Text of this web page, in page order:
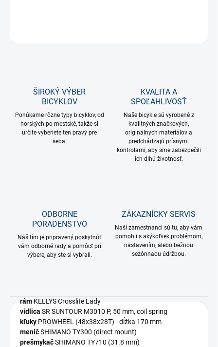
ŠIROKÝ VÝBER
BICYKLOV
Ponúkame rôzne typy bicyklov, od
horských po mestské, takže si
určite vyberiete ten pravý pre
seba.
KVALITA A
SPOĽAHLIVOSŤ
Naše bicykle sú vyrobené z
kvalitných značkových,
originálnych materiálov a
predchádzajú prísnymi
kontrolami, aby sme zabezpečili
ich dlhú životnosť.
ODBORNE
PORADENSTVO
Náš tím je pripravený poskytnúť
vám odborné rady a pomôcť pri
výbere, aby ste si vybrali.
ZÁKAZNÍCKY SERVIS
Naší zamestnanci sú tu, aby vám
pomohli s akýkoľvek problémom,
nastavením, alebo bežnou
sezónnaou údržbou.
rámKELLYS Crosslite Lady
vidlica SR SUNTOUR M3010 P, 50 mm, coil spring
kľuky PROWHEEL (48x38x28T) - dĺžka 170 mm
meničSHIMANO TY300 (direct mount)
prešmykačSHIMANO TY710 (31.8 mm)